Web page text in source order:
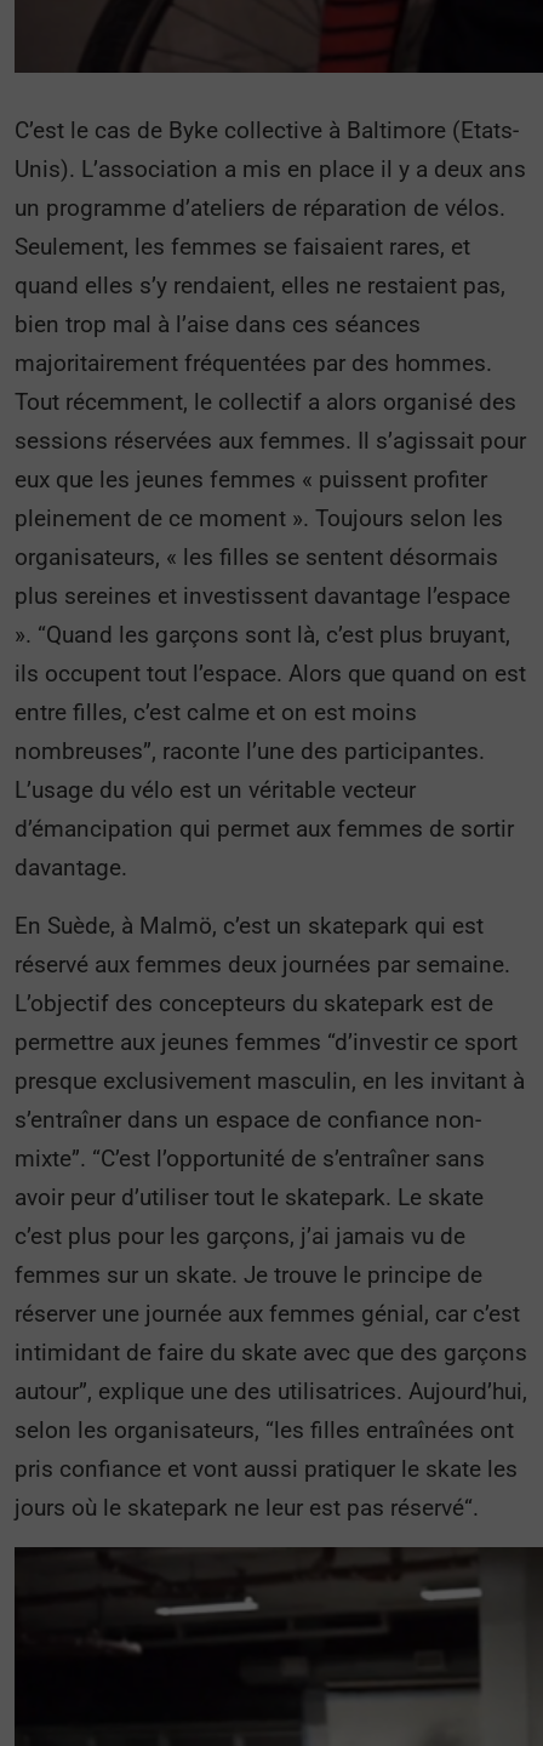
C’est le cas de Byke collective à Baltimore (Etats-
Unis). L’association a mis en place il y a deux ans
un programme d’ateliers de réparation de vélos.
Seulement, les femmes se faisaient rares, et
quand elles s’y rendaient, elles ne restaient pas,
bien trop mal à l’aise dans ces séances
majoritairement fréquentées par des hommes.
Tout récemment, le collectif a alors organisé des
sessions réservées aux femmes. Il s’agissait pour
eux que les jeunes femmes « puissent profiter
pleinement de ce moment ». Toujours selon les
organisateurs, « les filles se sentent désormais
plus sereines et investissent davantage l’espace
». “Quand les garçons sont là, c’est plus bruyant,
ils occupent tout l’espace. Alors que quand on est
entre filles, c’est calme et on est moins
nombreuses”, raconte l’une des participantes.
L’usage du vélo est un véritable vecteur
d’émancipation qui permet aux femmes de sortir
davantage.
En Suède, à Malmö, c’est un skatepark qui est
réservé aux femmes deux journées par semaine.
L’objectif des concepteurs du skatepark est de
permettre aux jeunes femmes “d’investir ce sport
presque exclusivement masculin, en les invitant à
s’entraîner dans un espace de confiance non-
mixte”. “C’est l’opportunité de s’entraîner sans
avoir peur d’utiliser tout le skatepark. Le skate
c’est plus pour les garçons, j’ai jamais vu de
femmes sur un skate. Je trouve le principe de
réserver une journée aux femmes génial, car c’est
intimidant de faire du skate avec que des garçons
autour”, explique une des utilisatrices. Aujourd’hui,
selon les organisateurs, “les filles entraînées ont
pris confiance et vont aussi pratiquer le skate les
jours où le skatepark ne leur est pas réservé“.